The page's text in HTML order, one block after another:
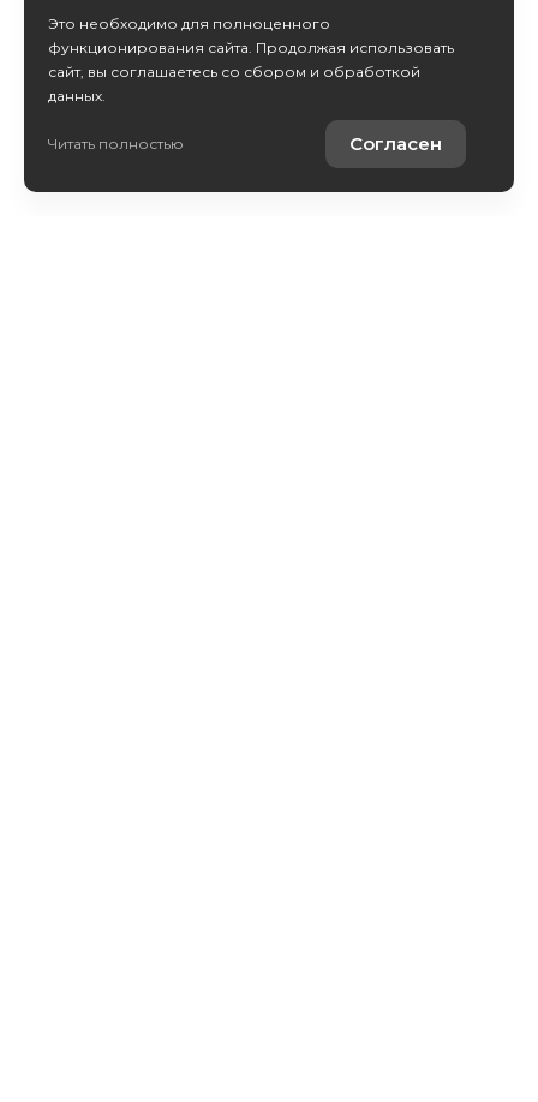
Это необходимо для полноценного
функционирования сайта. Продолжая использовать
сайт, вы соглашаетесь со сбором и обработкой
данных.
Читать полностью Согласен